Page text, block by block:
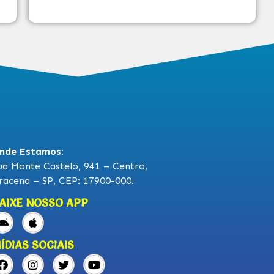
Estamos:
Monte Castelo, 941 – Centro,
– SP, CEP: 17900-000.
NOSSO APP
SOCIAIS